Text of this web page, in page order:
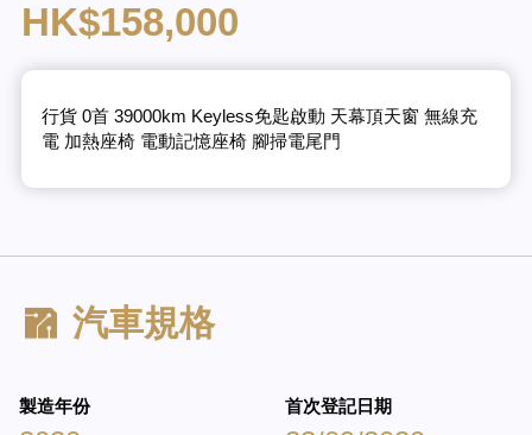
HK$158,000
行貨 0首 39000km Keyless免匙啟動 天幕頂天窗 無線充
電 加熱座椅 電動記憶座椅 腳掃電尾門
汽車規格
製造年份 首次登記日期